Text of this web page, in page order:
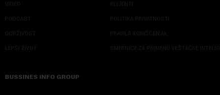
VIDEO
PODCAST
ODRŽIVOST
LEPŠI ŽIVOT
KLIJENTI
POLITIKA PRIVATNOSTI
PRAVILA KORIŠĆENJA
SMERNICE ZA PRIMENU VEŠTAČKE
BUSSINES INFO GROUP